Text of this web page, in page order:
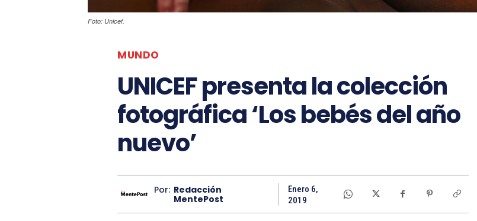
Foto: Unicef.
MUNDO
UNICEF presenta la colección
fotográfica ‘Los bebés del año
nuevo’
Por: Redacción
MentePost
Enero 6,
2019